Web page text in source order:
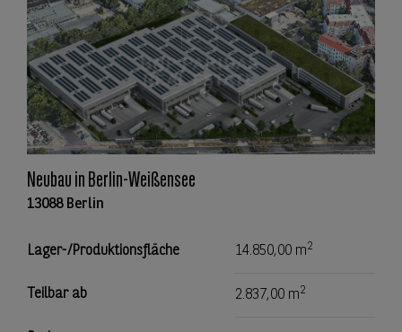
Neubau in Berlin-Weißensee
13088 Berlin
Lager-/Produktionsfläche 14.850,00 m2
Teilbar ab 2.837,00 m2